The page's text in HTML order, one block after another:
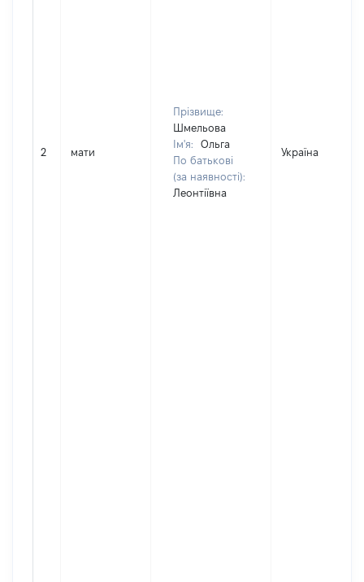
2 мати
Прізвище:
Шмельова
Ім'я:
Ольга
По батькові
(за наявності):
Леонтіївна
Україна